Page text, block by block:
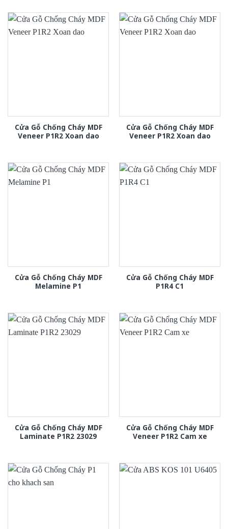
Cửa Gỗ Chống Cháy MDF
Veneer P1R2 Xoan dao
Cửa Gỗ Chống Cháy MDF
Veneer P1R2 Xoan dao
Cửa Gỗ Chống Cháy MDF
Melamine P1
Cửa Gỗ Chống Cháy MDF
P1R4 C1
Cửa Gỗ Chống Cháy MDF
Laminate P1R2 23029
Cửa Gỗ Chống Cháy MDF
Veneer P1R2 Cam xe